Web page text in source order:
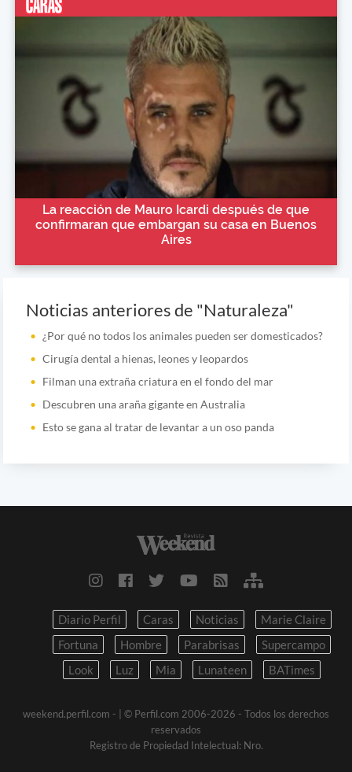
La reacción de Mauro Icardi después de que
confirmaran que embargan su casa en Buenos
Aires
Noticias anteriores de "Naturaleza"
¿Por qué no todos los animales pueden ser domesticados?
Cirugía dental a hienas, leones y leopardos
Filman una extraña criatura en el fondo del mar
Descubren una araña gigante en Australia
Esto se gana al tratar de levantar a un oso panda
Diario Perfil Caras Noticias
Marie Claire
Fortuna
Hombre Parabrisas
Supercampo
Look
Luz Mia Lunateen BATimes
weekend.perfil.com -
| © Perfil.com 2006-2026 - Todos los derechos
reservados
Registro de Propiedad Intelectual: Nro.